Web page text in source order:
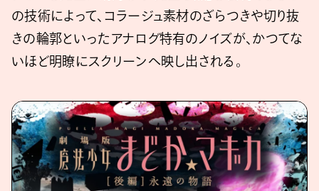
の技術によって、コラージュ素材のざらつきや切り抜
きの輪郭といったアナログ特有のノイズが、かつてな
いほど明瞭にスクリーンへ映し出される。